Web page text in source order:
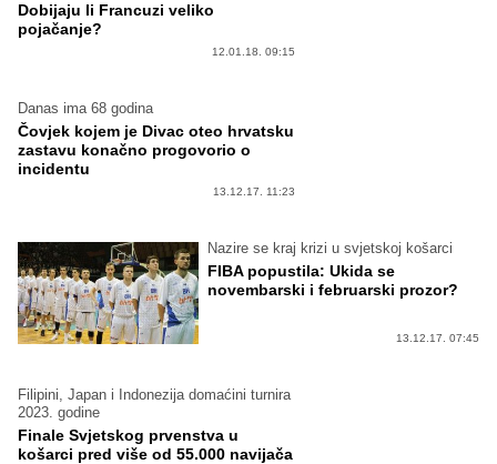
Dobijaju li Francuzi veliko
pojačanje?
12.01.18. 09:15
Danas ima 68 godina
Čovjek kojem je Divac oteo hrvatsku
zastavu konačno progovorio o
incidentu
13.12.17. 11:23
Nazire se kraj krizi u svjetskoj košarci
FIBA popustila: Ukida se
novembarski i februarski prozor?
13.12.17. 07:45
Filipini, Japan i Indonezija domaćini turnira
2023. godine
Finale Svjetskog prvenstva u
košarci pred više od 55.000 navijača